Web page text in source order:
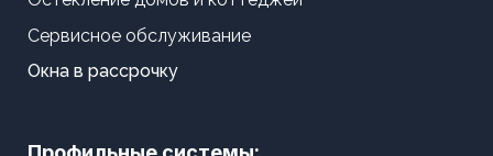
Сервисное обслуживание
Окна в рассрочку